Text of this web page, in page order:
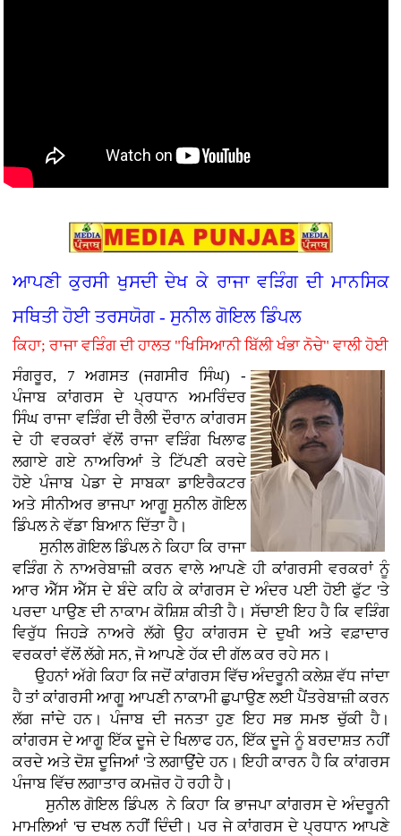
ਆਪਣੀ ਕੁਰਸੀ ਖੁਸਦੀ ਦੇਖ ਕੇ ਰਾਜਾ ਵੜਿੰਗ ਦੀ ਮਾਨਸਿਕ
ਸਥਿਤੀ ਹੋਈ ਤਰਸਯੋਗ - ਸੁਨੀਲ ਗੋਇਲ ਡਿੰਪਲ
ਕਿਹਾ; ਰਾਜਾ ਵੜਿੰਗ ਦੀ ਹਾਲਤ "ਖਿਸਿਆਨੀ ਬਿੱਲੀ ਖੰਭਾ ਨੋਚੇ" ਵਾਲੀ ਹੋਈ
ਸੰਗਰੂਰ, 7 ਅਗਸਤ (ਜਗਸੀਰ ਸਿੰਘ) -
ਪੰਜਾਬ ਕਾਂਗਰਸ ਦੇ ਪ੍ਰਧਾਨ ਅਮਰਿੰਦਰ
ਸਿੰਘ ਰਾਜਾ ਵੜਿੰਗ ਦੀ ਰੈਲੀ ਦੌਰਾਨ ਕਾਂਗਰਸ
ਦੇ ਹੀ ਵਰਕਰਾਂ ਵੱਲੋਂ ਰਾਜਾ ਵੜਿੰਗ ਖਿਲਾਫ
ਲਗਾਏ ਗਏ ਨਾਅਰਿਆਂ ਤੇ ਟਿੱਪਣੀ ਕਰਦੇ
ਹੋਏ ਪੰਜਾਬ ਪੇਡਾ ਦੇ ਸਾਬਕਾ ਡਾਇਰੈਕਟਰ
ਅਤੇ ਸੀਨੀਅਰ ਭਾਜਪਾ ਆਗੂ ਸੁਨੀਲ ਗੋਇਲ
ਡਿੰਪਲ ਨੇ ਵੱਡਾ ਬਿਆਨ ਦਿੱਤਾ ਹੈ।
ਸੁਨੀਲ ਗੋਇਲ ਡਿੰਪਲ ਨੇ ਕਿਹਾ ਕਿ ਰਾਜਾ
ਵੜਿੰਗ ਨੇ ਨਾਅਰੇਬਾਜ਼ੀ ਕਰਨ ਵਾਲੇ ਆਪਣੇ ਹੀ ਕਾਂਗਰਸੀ ਵਰਕਰਾਂ ਨੂੰ
ਆਰ ਐੱਸ ਐੱਸ ਦੇ ਬੰਦੇ ਕਹਿ ਕੇ ਕਾਂਗਰਸ ਦੇ ਅੰਦਰ ਪਈ ਹੋਈ ਫੁੱਟ 'ਤੇ
ਪਰਦਾ ਪਾਉਣ ਦੀ ਨਾਕਾਮ ਕੋਸ਼ਿਸ਼ ਕੀਤੀ ਹੈ। ਸੱਚਾਈ ਇਹ ਹੈ ਕਿ ਵੜਿੰਗ
ਵਿਰੁੱਧ ਜਿਹੜੇ ਨਾਅਰੇ ਲੱਗੇ ਉਹ ਕਾਂਗਰਸ ਦੇ ਦੁਖੀ ਅਤੇ ਵਫ਼ਾਦਾਰ
ਵਰਕਰਾਂ ਵੱਲੋਂ ਲੱਗੇ ਸਨ, ਜੋ ਆਪਣੇ ਹੱਕ ਦੀ ਗੱਲ ਕਰ ਰਹੇ ਸਨ।
ਉਹਨਾਂ ਅੱਗੇ ਕਿਹਾ ਕਿ ਜਦੋਂ ਕਾਂਗਰਸ ਵਿੱਚ ਅੰਦਰੂਨੀ ਕਲੇਸ਼ ਵੱਧ ਜਾਂਦਾ
ਹੈ ਤਾਂ ਕਾਂਗਰਸੀ ਆਗੂ ਆਪਣੀ ਨਾਕਾਮੀ ਛੁਪਾਉਣ ਲਈ ਪੈਂਤਰੇਬਾਜ਼ੀ ਕਰਨ
ਲੱਗ ਜਾਂਦੇ ਹਨ। ਪੰਜਾਬ ਦੀ ਜਨਤਾ ਹੁਣ ਇਹ ਸਭ ਸਮਝ ਚੁੱਕੀ ਹੈ।
ਕਾਂਗਰਸ ਦੇ ਆਗੂ ਇੱਕ ਦੂਜੇ ਦੇ ਖਿਲਾਫ ਹਨ, ਇੱਕ ਦੂਜੇ ਨੂੰ ਬਰਦਾਸ਼ਤ ਨਹੀਂ
ਕਰਦੇ ਅਤੇ ਦੋਸ਼ ਦੂਜਿਆਂ 'ਤੇ ਲਗਾਉਂਦੇ ਹਨ। ਇਹੀ ਕਾਰਨ ਹੈ ਕਿ ਕਾਂਗਰਸ
ਪੰਜਾਬ ਵਿੱਚ ਲਗਾਤਾਰ ਕਮਜ਼ੋਰ ਹੋ ਰਹੀ ਹੈ।
ਸੁਨੀਲ ਗੋਇਲ ਡਿੰਪਲ ਨੇ ਕਿਹਾ ਕਿ ਭਾਜਪਾ ਕਾਂਗਰਸ ਦੇ ਅੰਦਰੂਨੀ
ਮਾਮਲਿਆਂ 'ਚ ਦਖਲ ਨਹੀਂ ਦਿੰਦੀ। ਪਰ ਜੇ ਕਾਂਗਰਸ ਦੇ ਪ੍ਰਧਾਨ ਆਪਣੇ